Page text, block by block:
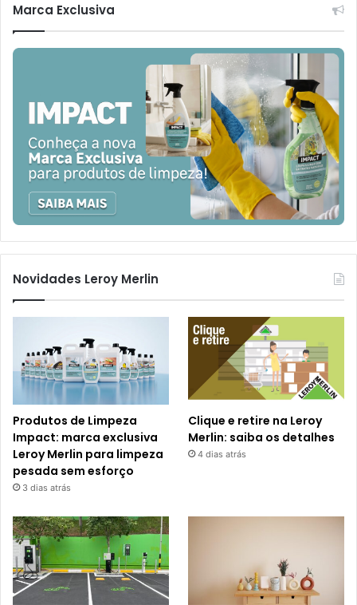
Marca Exclusiva
Novidades Leroy Merlin
Produtos de Limpeza
Impact: marca exclusiva
Leroy Merlin para limpeza
pesada sem esforço
3 dias atrás
Clique e retire na Leroy
Merlin: saiba os detalhes
4 dias atrás